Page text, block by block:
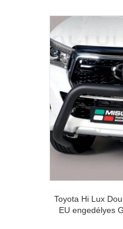
Toyota Hi Lux
EU engedélyes